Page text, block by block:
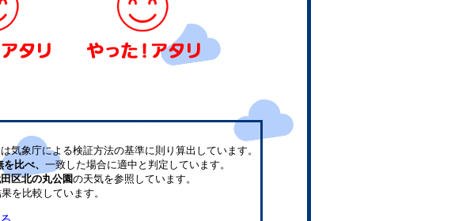
気象庁による検証方法の基準に則り算出しています。
比べ、 一致した場合に適中と判定しています。
区北の丸公園の天気を参照しています。
を比較しています。